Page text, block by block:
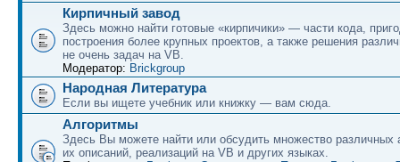
Кирпичный завод
Здесь можно найти готовые «кирпичики» — части кода,
построения более крупных проектов, а также решения
не очень задач на VB.
Модератор: Brickgroup
Народная Литература
Если вы ищете учебник или книжку — вам сюда.
Алгоритмы
Здесь Вы можете найти или обсудить множество различных
их описаний, реализаций на VB и других языках.